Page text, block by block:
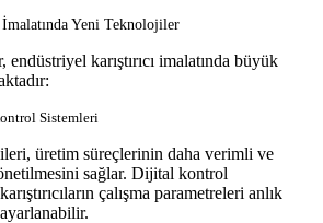
İmalatında Yeni Teknolojiler
karıştırıcı imalatında büyük
Sistemleri
üretim süreçlerinin daha verimli ve
sağlar. Dijital kontrol
çalışma parametreleri anlık